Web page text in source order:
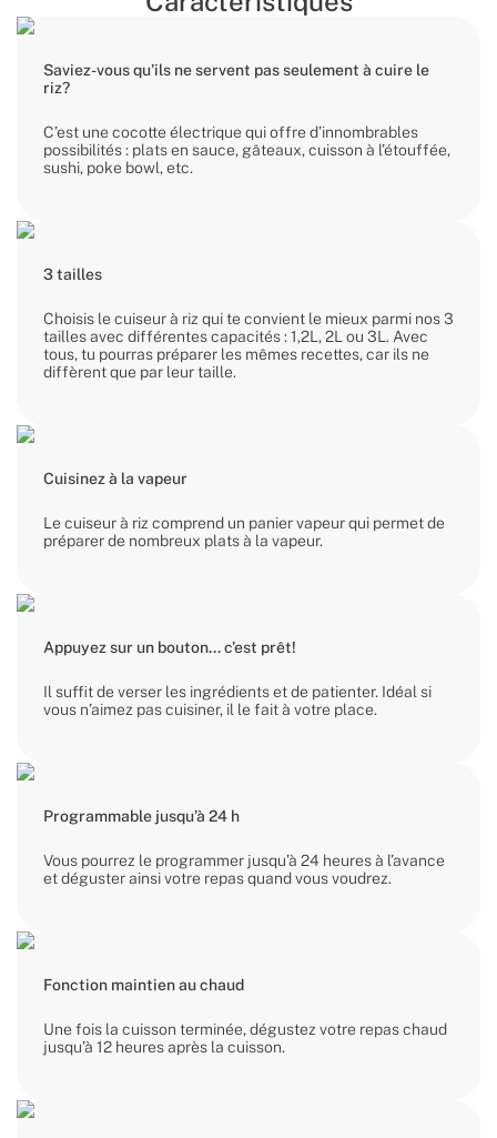
Saviez-vous qu’ils ne servent pas seulement à cuire le
riz?
C’est une cocotte électrique qui offre d’innombrables
possibilités : plats en sauce, gâteaux, cuisson à l’étouffée,
sushi, poke bowl, etc.
3 tailles
Choisis le cuiseur à riz qui te convient le mieux parmi nos 3
tailles avec différentes capacités : 1,2L, 2L ou 3L. Avec
tous, tu pourras préparer les mêmes recettes, car ils ne
diffèrent que par leur taille.
Cuisinez à la vapeur
Le cuiseur à riz comprend un panier vapeur qui permet de
préparer de nombreux plats à la vapeur.
Appuyez sur un bouton... c’est prêt!
Il suffit de verser les ingrédients et de patienter. Idéal si
vous n’aimez pas cuisiner, il le fait à votre place.
Programmable jusqu’à 24 h
Vous pourrez le programmer jusqu’à 24 heures à l’avance
et déguster ainsi votre repas quand vous voudrez.
Fonction maintien au chaud
Une fois la cuisson terminée, dégustez votre repas chaud
jusqu’à 12 heures après la cuisson.